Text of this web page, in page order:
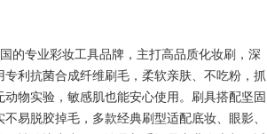
的专业彩妆工具品牌，主打高品质化妆刷，深
利抗菌合成纤维刷毛，柔软亲肤、不吃粉，抓
物实验，敏感肌也能安心使用。刷具搭配坚固
易脱胶掉毛，多款经典刷型适配底妆、眼影、